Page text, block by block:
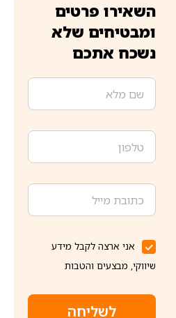
השאירו פרטים
ומבטיחים שלא
נשכח אתכם
אני ארצה לקבל מידע
שיווקי, מבצעים והטבות
לשליחה